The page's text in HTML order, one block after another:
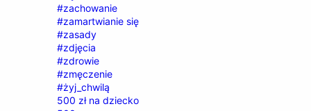
#zachowanie
#zamartwianie się
#zasady
#zdjęcia
#zdrowie
#zmęczenie
#żyj_chwilą
500 zł na dziecko